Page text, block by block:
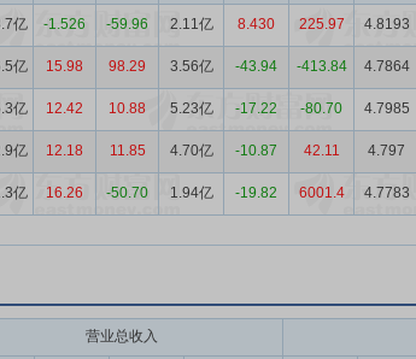
亿 -1.526 -59.96 2.11亿 8.430 225.97 4.8193
亿 15.98 98.29 3.56亿 -43.94 -413.84 4.7864
亿 12.42 10.88 5.23亿 -17.22 -80.70 4.7985
亿 12.18 11.85 4.70亿 -10.87 42.11 4.797
亿 16.26 -50.70 1.94亿 -19.82 6001.4 4.7783
营业总收入